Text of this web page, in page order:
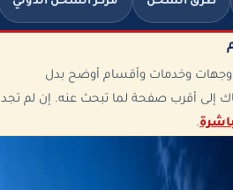
وجهات وخدمات وأقسام أوضح بدل
إلى أقرب صفحة لما تبحث عنه. إن لم تجد
.